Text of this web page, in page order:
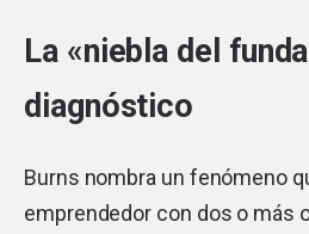
La «niebla del
diagnóstico
Burns nombra un fenómeno
emprendedor con dos o más